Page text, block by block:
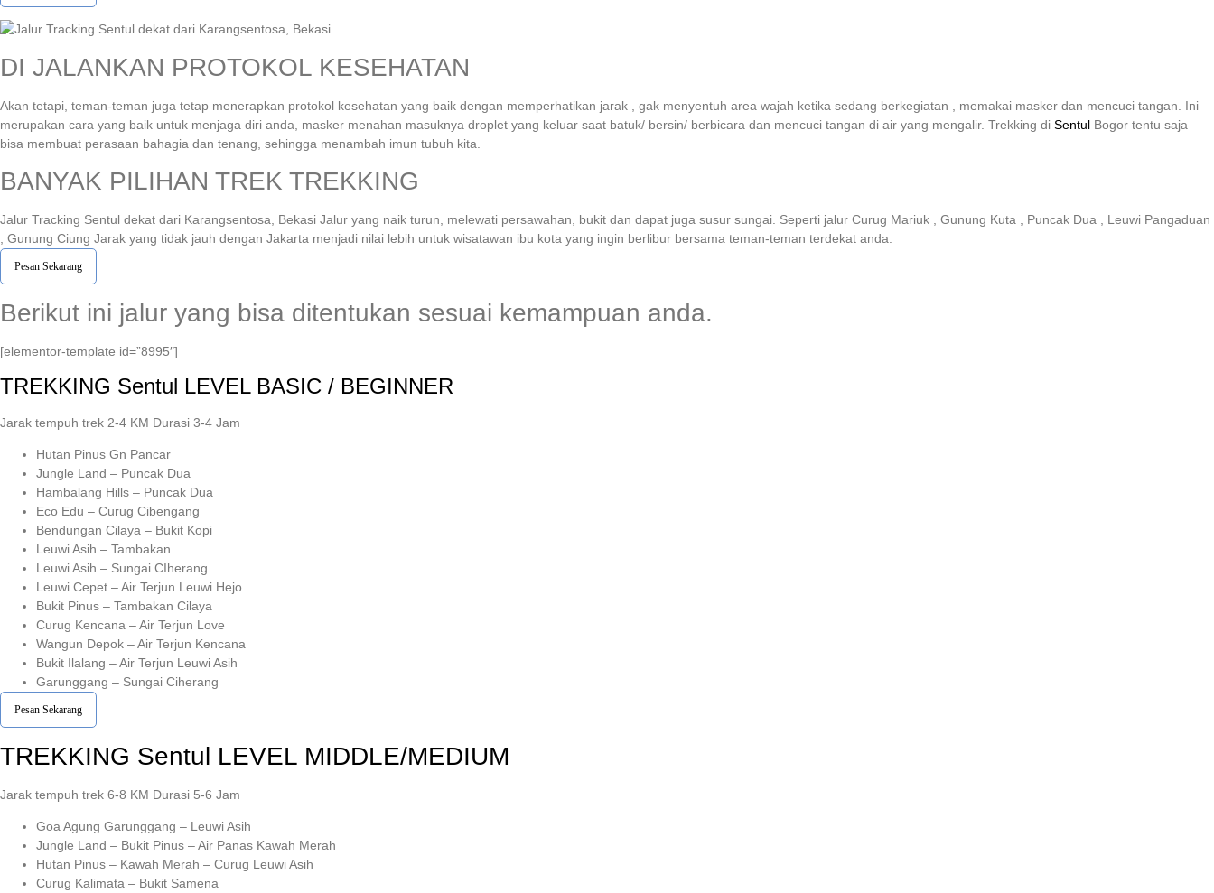
DI JALANKAN PROTOKOL KESEHATAN
Akan tetapi, teman-teman juga tetap menerapkan protokol kesehatan yang baik dengan memperhatikan jarak , gak menyentuh area wajah ketika sedang berkegiatan , memakai masker dan mencuci tangan. Ini
merupakan cara yang baik untuk menjaga diri anda, masker menahan masuknya droplet yang keluar saat batuk/ bersin/ berbicara dan mencuci tangan di air yang mengalir. Trekking di Sentul Bogor tentu saja
bisa membuat perasaan bahagia dan tenang, sehingga menambah imun tubuh kita.
BANYAK PILIHAN TREK TREKKING
Jalur Tracking Sentul dekat dari Karangsentosa, Bekasi Jalur yang naik turun, melewati persawahan, bukit dan dapat juga susur sungai. Seperti jalur Curug Mariuk , Gunung Kuta , Puncak Dua , Leuwi Pangaduan
, Gunung Ciung Jarak yang tidak jauh dengan Jakarta menjadi nilai lebih untuk wisatawan ibu kota yang ingin berlibur bersama teman-teman terdekat anda.
Pesan Sekarang
Berikut ini jalur yang bisa ditentukan sesuai kemampuan anda.
[elementor-template id=”8995″]
TREKKING Sentul LEVEL BASIC / BEGINNER
Jarak tempuh trek 2-4 KM Durasi 3-4 Jam
Hutan Pinus Gn Pancar
Jungle Land – Puncak Dua
Hambalang Hills – Puncak Dua
Eco Edu – Curug Cibengang
Bendungan Cilaya – Bukit Kopi
Leuwi Asih – Tambakan
Leuwi Asih – Sungai CIherang
Leuwi Cepet – Air Terjun Leuwi Hejo
Bukit Pinus – Tambakan Cilaya
Curug Kencana – Air Terjun Love
Wangun Depok – Air Terjun Kencana
Bukit Ilalang – Air Terjun Leuwi Asih
Garunggang – Sungai Ciherang
Pesan Sekarang
TREKKING Sentul LEVEL MIDDLE/MEDIUM
Jarak tempuh trek 6-8 KM Durasi 5-6 Jam
Goa Agung Garunggang – Leuwi Asih
Jungle Land – Bukit Pinus – Air Panas Kawah Merah
Hutan Pinus – Kawah Merah – Curug Leuwi Asih
Curug Kalimata – Bukit Samena